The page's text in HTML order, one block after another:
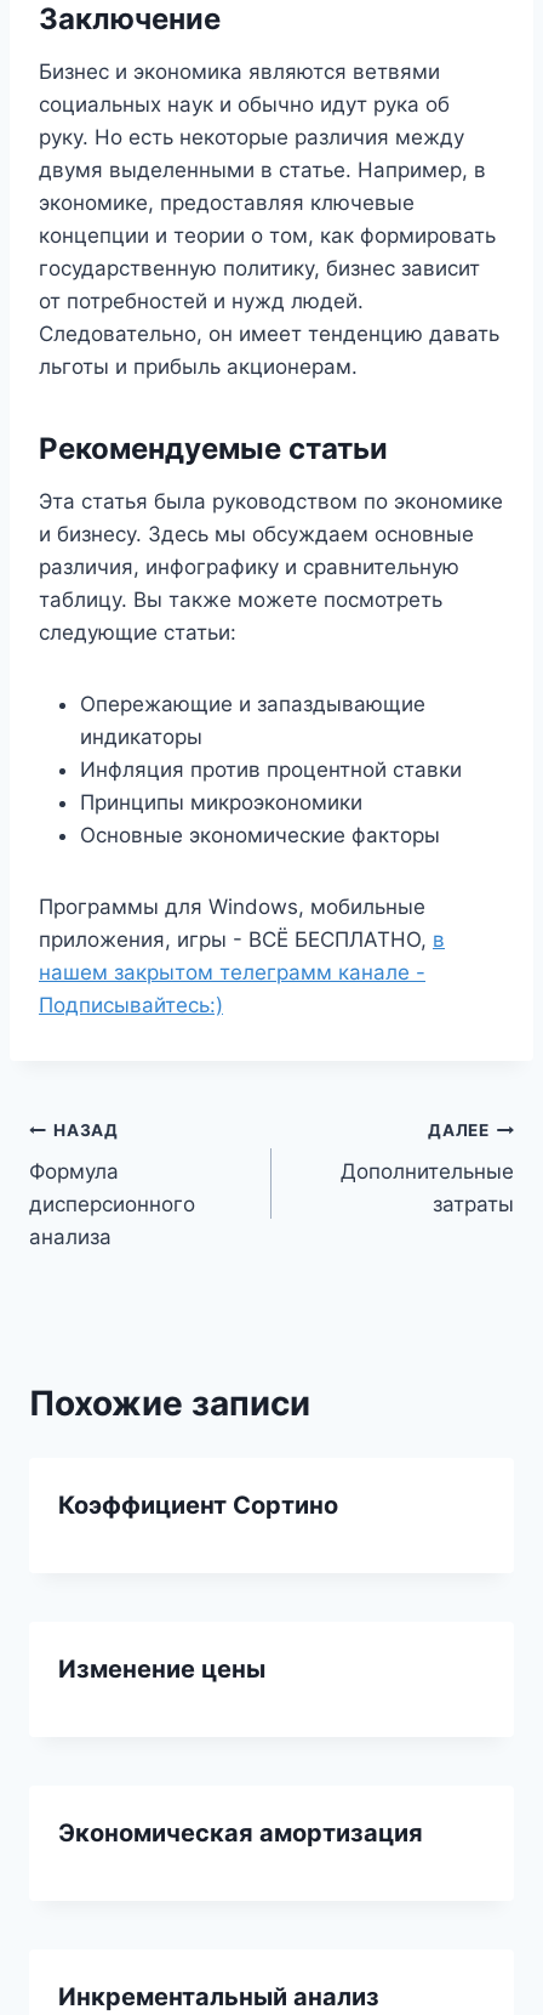
Заключение
Бизнес и экономика являются ветвями
социальных наук и обычно идут рука об
руку. Но есть некоторые различия между
двумя выделенными в статье. Например, в
экономике, предоставляя ключевые
концепции и теории о том, как формировать
государственную политику, бизнес зависит
от потребностей и нужд людей.
Следовательно, он имеет тенденцию давать
льготы и прибыль акционерам.
Рекомендуемые статьи
Эта статья была руководством по экономике
и бизнесу. Здесь мы обсуждаем основные
различия, инфографику и сравнительную
таблицу. Вы также можете посмотреть
следующие статьи:
Опережающие и запаздывающие
индикаторы
Инфляция против процентной ставки
Принципы микроэкономики
Основные экономические факторы
Программы для Windows, мобильные
приложения, игры - ВСЁ БЕСПЛАТНО, в
нашем закрытом телеграмм канале -
Подписывайтесь:)
Навигация
по
записям
НАЗАД
Формула
дисперсионного
анализа
ДАЛЕЕ
Дополнительные
затраты
Похожие записи
Коэффициент Сортино
Изменение цены
Экономическая амортизация
Инкрементальный анализ